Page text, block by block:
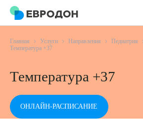
Личный кабинет
О компании
Новости
Статьи
Врачи
Главная Услуги Направления Педиатрия
Температура +37
Температура +37
ОНЛАЙН-РАСПИСАНИЕ